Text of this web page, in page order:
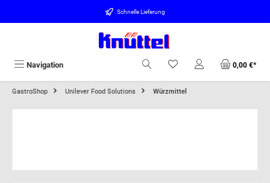
Schnelle Lieferung
Navigation 0,00 €*
GastroShop Unilever Food Solutions Würzmittel